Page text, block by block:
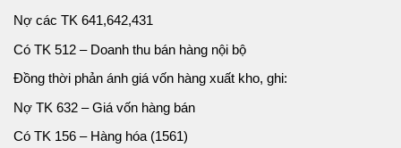
Nợ các TK 641,642,431
Có TK 512 – Doanh thu bán hàng nội bộ
Đồng thời phản ánh giá vốn hàng xuất kho, ghi:
Nợ TK 632 – Giá vốn hàng bán
Có TK 156 – Hàng hóa (1561)